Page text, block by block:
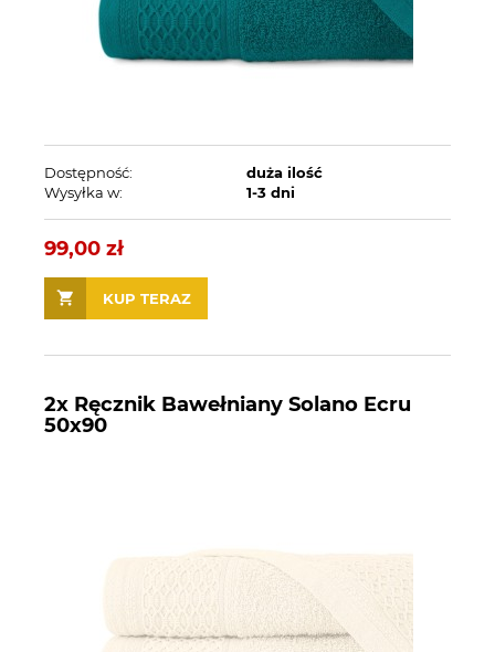
Dostępność:
duża ilość
Wysyłka w:
1-3 dni
99,00 zł
KUP TERAZ
2x Ręcznik Bawełniany Solano Ecru
50x90